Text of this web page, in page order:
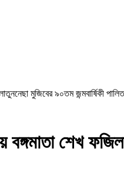
মুজিবের ৯০তম জন্মবার্ষিকী
বঙ্গমাতা শেখ